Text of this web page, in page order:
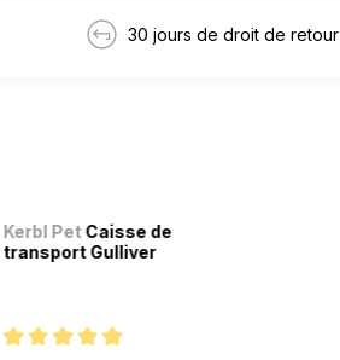
30 jours de droit de retour
Kerbl PetCaisse de
transport Gulliver